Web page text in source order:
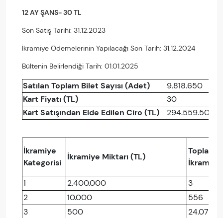
12 AY ŞANS- 30 TL
Son Satış Tarihi: 31.12.2023
İkramiye Ödemelerinin Yapılacağı Son Tarih: 31.12.2024
Bültenin Belirlendiği Tarih: 01.01.2025
Satılan Toplam Bilet Sayısı (Adet)
9.818.650
Kart Fiyatı (TL)
30
Kart Satışından Elde Edilen Ciro (TL)
294.559.500
İkramiye
Kategorisi
İkramiye Miktarı (TL)
Toplam
1
2.400.000
3
2
10.000
556
3
500
24.076